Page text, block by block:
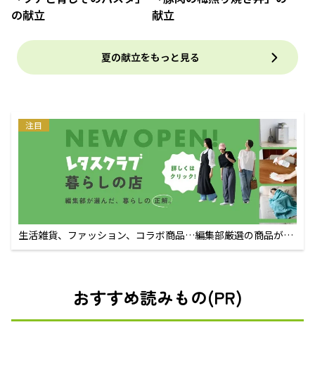
の献立
献立
夏の献立をもっと見る
注目
生活雑貨、ファッション、コラボ商品…編集部厳選の商品が買
えるECサイト
おすすめ読みもの(PR)